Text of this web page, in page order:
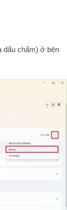
dấu chấm) ở bên